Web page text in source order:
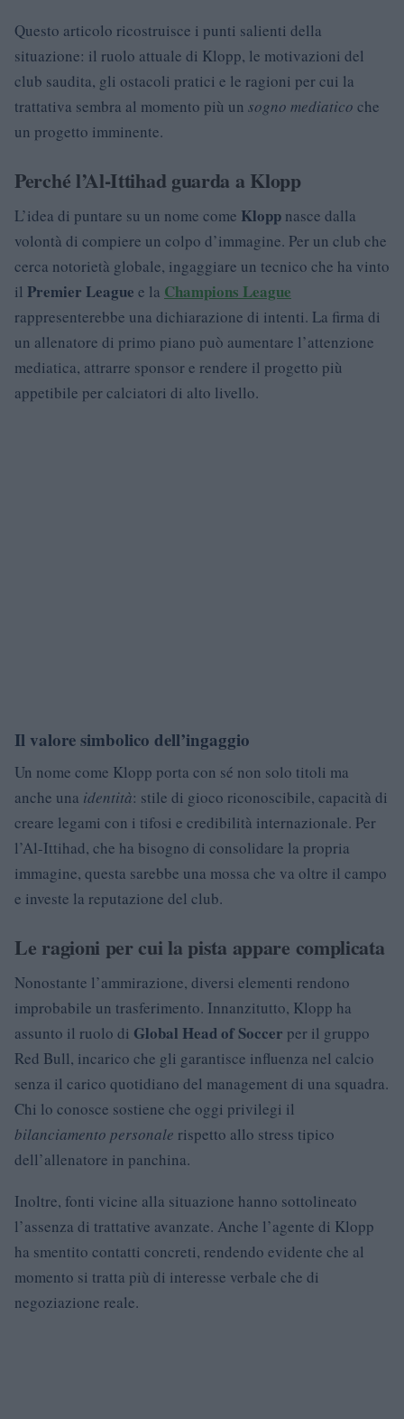
Questo articolo ricostruisce i punti salienti della
situazione: il ruolo attuale di Klopp, le motivazioni del
club saudita, gli ostacoli pratici e le ragioni per cui la
trattativa sembra al momento più un sogno mediatico che
un progetto imminente.
Perché l’Al-Ittihad guarda a Klopp
L’idea di puntare su un nome come Klopp nasce dalla
volontà di compiere un colpo d’immagine. Per un club che
cerca notorietà globale, ingaggiare un tecnico che ha vinto
il Premier League e la Champions League
rappresenterebbe una dichiarazione di intenti. La firma di
un allenatore di primo piano può aumentare l’attenzione
mediatica, attrarre sponsor e rendere il progetto più
appetibile per calciatori di alto livello.
Il valore simbolico dell’ingaggio
Un nome come Klopp porta con sé non solo titoli ma
anche una identità: stile di gioco riconoscibile, capacità di
creare legami con i tifosi e credibilità internazionale. Per
l’Al-Ittihad, che ha bisogno di consolidare la propria
immagine, questa sarebbe una mossa che va oltre il campo
e investe la reputazione del club.
Le ragioni per cui la pista appare complicata
Nonostante l’ammirazione, diversi elementi rendono
improbabile un trasferimento. Innanzitutto, Klopp ha
assunto il ruolo di Global Head of Soccer per il gruppo
Red Bull, incarico che gli garantisce influenza nel calcio
senza il carico quotidiano del management di una squadra.
Chi lo conosce sostiene che oggi privilegi il
bilanciamento personale rispetto allo stress tipico
dell’allenatore in panchina.
Inoltre, fonti vicine alla situazione hanno sottolineato
l’assenza di trattative avanzate. Anche l’agente di Klopp
ha smentito contatti concreti, rendendo evidente che al
momento si tratta più di interesse verbale che di
negoziazione reale.